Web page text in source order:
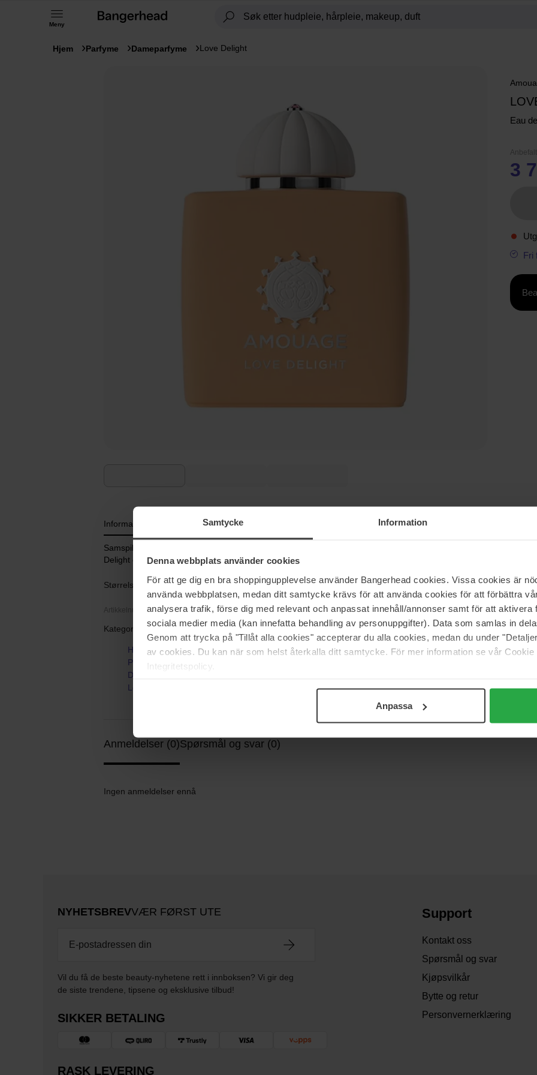
Samtycke Information
Denna webbplats använder cookies
För att ge dig en bra shoppingupplevelse använder Bangerhead cookies. Vissa cookies är
använda webbplatsen, medan ditt samtycke krävs för att använda cookies för att förbättra
analysera trafik, förse dig med relevant och anpassat innehåll/annonser samt för att aktivera
sociala medier media (kan innefatta behandling av personuppgifter). Data som samlas in
Genom att trycka på "Tillåt alla cookies" accepterar du alla cookies, medan du under
av cookies. Du kan när som helst återkalla ditt samtycke. För mer information se vår
Integritetspolicy.
Anpassa
Meny
Hjem Parfyme Dameparfyme Love Delight
Eau
3
Fri
Informasjon
Samspillet mellom delikate blomster og uimotståelige godbiter, utstråling og ubekymrethet. Love
Delight er en invitasjon til å nyte hvert øyeblikk av nytelse.
Størrelse: 100 ml
Artikkelnummer: 125702
Kategorier:
Hjem
Parfyme
Dameparfyme
Love Delight
Anmeldelser (0)Spørsmål og svar (0)
Ingen anmeldelser ennå
NYHETSBREVVÆR FØRST UTE
Vil du få de beste beauty-nyhetene rett i innboksen? Vi gir deg
de siste trendene, tipsene og eksklusive tilbud!
SIKKER BETALING
RASK LEVERING
Support
Kontakt oss
Spørsmål og svar
Kjøpsvilkår
Bytte og retur
Personvernerklæring